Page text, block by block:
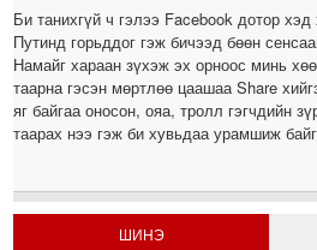
Би танихгүй ч гэлээ Facebook дотор
Путинд горьддог гэж бичээд бөөн
Намайг хараан зүхэж эх орноос минь
таарна гэсэн мөртлөө цаашаа Share
яг байгаа оносон, ояа, тролл гэгчдийн
таарах нээ гэж би хувьдаа урамшиж
ШИНЭ